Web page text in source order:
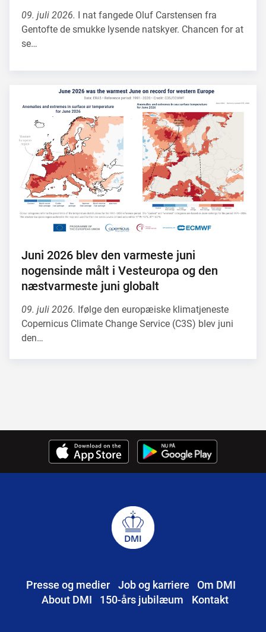
09. juli 2026.
I nat fangede Oluf Carstensen fra
Gentofte de smukke lysende natskyer. Chancen for at
se…
Juni 2026 blev den varmeste juni
nogensinde målt i Vesteuropa og den
næstvarmeste juni globalt
09. juli 2026. Ifølge den europæiske klimatjeneste
Copernicus Climate Change Service (C3S) blev juni
den…
Presse og medier Job og karriere
Om DMI
About DMI
150-års jubilæum Kontakt